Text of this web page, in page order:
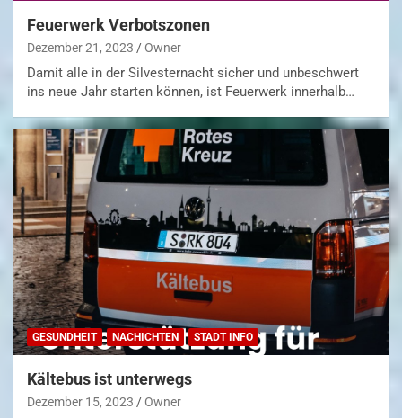
Feuerwerk Verbotszonen
Dezember 21, 2023 Owner
Damit alle in der Silvesternacht sicher und unbeschwert
ins neue Jahr starten können, ist Feuerwerk innerhalb…
GESUNDHEIT NACHICHTEN STADT INFO
Kältebus ist unterwegs
Dezember 15, 2023 Owner